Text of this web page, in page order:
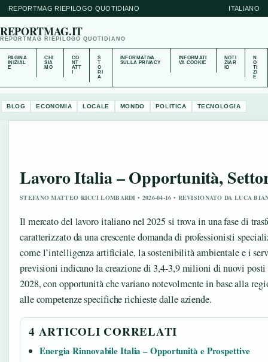
REPORTMAG RIEPILOGO QUOTIDIANO ITALIANO
REPORTMAG.IT
REPORTMAG RIEPILOGO QUOTIDIANO
PAGINA
INIZIAL
E
CHI
SIA
MO
CO
NT
ATT
S
T
O
RI
A
INFORMATIVA
SULLA PRIVACY
INFORMATI
VA COOKIE
NOTI
ZIAR
IO
N
O
TI
ZI
E
BLOG ECONOMIA LOCALE MONDO POLITICA TECNOLOGIA
Lavoro Italia – Opportunità,
STEFANO MATTEO RICCI LOMBARDI • 2026-04-16 • REVISIONATO DA LUCA
Il mercato del lavoro italiano nel 2025 si trova in una fase di
caratterizzato da una crescente domanda di professionisti
come l’intelligenza artificiale, la sostenibilità ambientale e i
previsioni indicano la creazione di 3,4-3,9 milioni di nuovi
2028, con opportunità che variano notevolmente in base alla
alle competenze specifiche richieste dalle aziende.
4 ARTICOLI CORRELATI
Energia Rinnovabile Italia – Opportunità e Prospettive